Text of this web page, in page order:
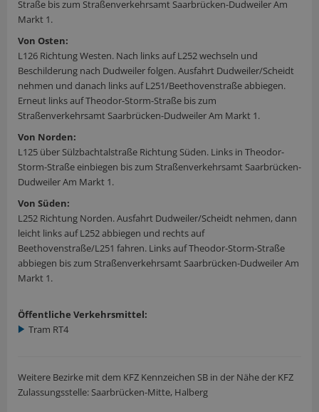
Straße bis zum Straßenverkehrsamt Saarbrücken-Dudweiler Am
Markt 1.
Von Osten:
L126 Richtung Westen. Nach links auf L252 wechseln und
Beschilderung nach Dudweiler folgen. Ausfahrt Dudweiler/Scheidt
nehmen und danach links auf L251/Beethovenstraße abbiegen.
Erneut links auf Theodor-Storm-Straße bis zum
Straßenverkehrsamt Saarbrücken-Dudweiler Am Markt 1.
Von Norden:
L125 über Sülzbachtalstraße Richtung Süden. Links in Theodor-
Storm-Straße einbiegen bis zum Straßenverkehrsamt Saarbrücken-
Dudweiler Am Markt 1.
Von Süden:
L252 Richtung Norden. Ausfahrt Dudweiler/Scheidt nehmen, dann
leicht links auf L252 abbiegen und rechts auf
Beethovenstraße/L251 fahren. Links auf Theodor-Storm-Straße
abbiegen bis zum Straßenverkehrsamt Saarbrücken-Dudweiler Am
Markt 1.
Öffentliche Verkehrsmittel:
Tram RT4
Weitere Bezirke mit dem KFZ Kennzeichen SB in der Nähe der KFZ
Zulassungsstelle: Saarbrücken-Mitte, Halberg